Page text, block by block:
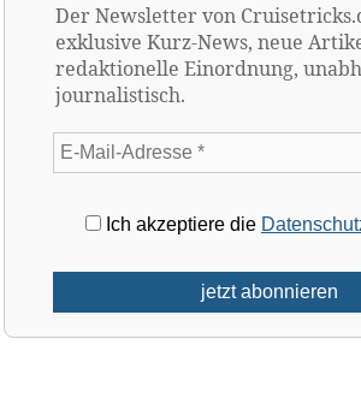
Der Newsletter von
exklusive Kurz-News, neue
redaktionelle Einordnung,
journalistisch.
Ich akzeptiere die